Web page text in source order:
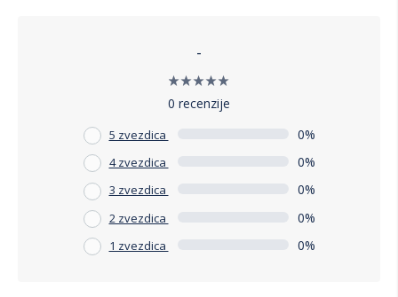
-
0 recenzije
5 zvezdica 0%
4 zvezdica 0%
3 zvezdica 0%
2 zvezdica 0%
1 zvezdica 0%